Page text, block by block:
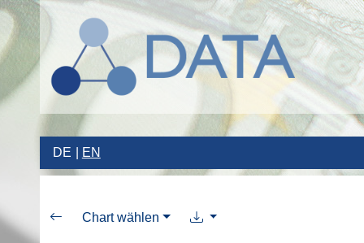
DE EN
Chart wählen